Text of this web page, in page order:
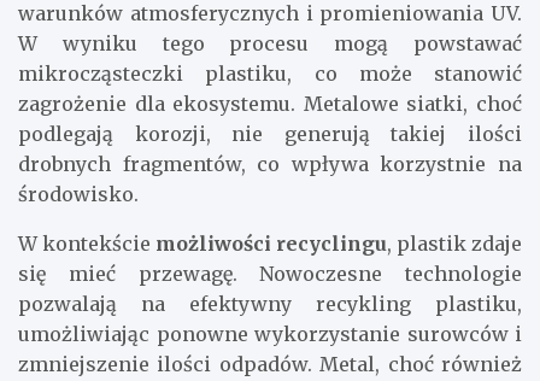
warunków atmosferycznych i promieniowania UV.
W wyniku tego procesu mogą powstawać
mikrocząsteczki plastiku, co może stanowić
zagrożenie dla ekosystemu. Metalowe siatki, choć
podlegają korozji, nie generują takiej ilości
drobnych fragmentów, co wpływa korzystnie na
środowisko.
W kontekście możliwości recyclingu, plastik zdaje
się mieć przewagę. Nowoczesne technologie
pozwalają na efektywny recykling plastiku,
umożliwiając ponowne wykorzystanie surowców i
zmniejszenie ilości odpadów. Metal, choć również